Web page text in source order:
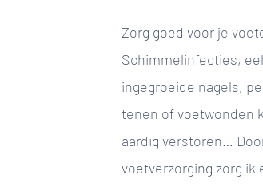
Zorg goed voor je
Schimmelinfecties,
ingegroeide nagels,
tenen of voetwonden
aardig verstoren…
voetverzorging zorg